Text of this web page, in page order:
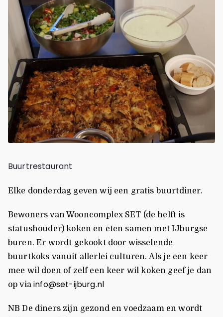
Buurtrestaurant
Elke donderdag geven wij een gratis buurtdiner.
Bewoners van Wooncomplex SET (de helft is
statushouder) koken en eten samen met IJburgse
buren. Er wordt gekookt door wisselende
buurtkoks vanuit allerlei culturen. Als je een keer
mee wil doen of zelf een keer wil koken geef je dan
op viainfo@set-ijburg.nl
NB De diners zijn gezond en voedzaam en wordt